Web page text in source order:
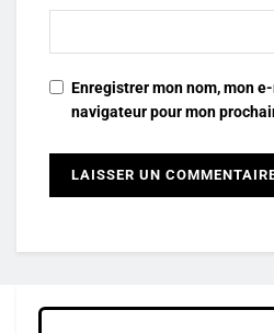
Enregistrer mon nom, mon
navigateur pour mon